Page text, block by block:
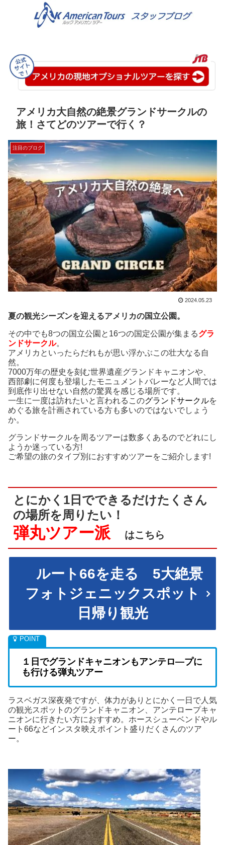
アメリカ大自然の絶景グランドサークルの
旅！さてどのツアーで行く？
注目のブログ
2024.05.23
夏の観光シーズンを迎えるアメリカの国立公園。
その中でも8つの国立公園と16つの国定公園が集まるグラ
ンドサークル。
アメリカといったらだれもが思い浮かぶこの壮大なる自
然。
7000万年の歴史を刻む世界遺産グランドキャニオンや、
西部劇に何度も登場したモニュメントバレーなど人間では
到底作り出せない自然の驚異を感じる場所です。
一生に一度は訪れたいと言われるこのグランドサークルを
めぐる旅を計画されている方も多いのではないでしょう
か。
グランドサークルを周るツアーは数多くあるのでどれにし
ようか迷っている方!
ご希望の旅のタイプ別におすすめツアーをご紹介します!
とにかく1日でできるだけたくさん
の場所を周りたい！
弾丸ツアー派 はこちら
ルート66を走る 5大絶景
フォトジェニックスポット
日帰り観光
１日でグランドキャニオンもアンテロ―プに
も行ける弾丸ツアー
ラスベガス深夜発ですが、体力がありとにかく一日で人気
の観光スポットのグランドキャニオン、アンテロープキャ
ニオンに行きたい方におすすめ。ホースシューベンドやル
ート66などインスタ映えポイント盛りだくさんのツア
ー。